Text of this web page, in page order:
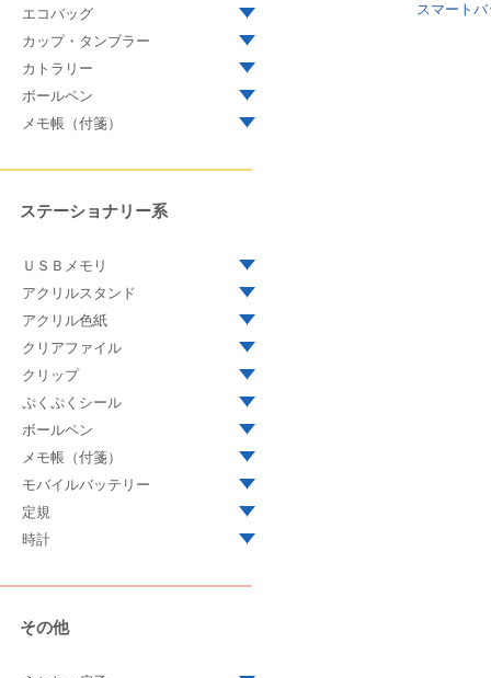
スマート
エコバッグ
カップ・タンブラー
カトラリー
ボールペン
メモ帳（付箋）
ステーショナリー系
ＵＳＢメモリ
アクリルスタンド
アクリル色紙
クリアファイル
クリップ
ぷくぷくシール
ボールペン
メモ帳（付箋）
モバイルバッテリー
定規
時計
その他